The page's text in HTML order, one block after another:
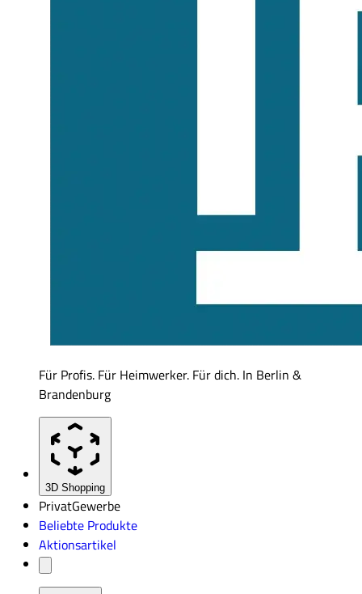
Für Profis. Für Heimwerker. Für dich. In Berlin &
Brandenburg
3D Shopping
PrivatGewerbe
Beliebte Produkte
Aktionsartikel